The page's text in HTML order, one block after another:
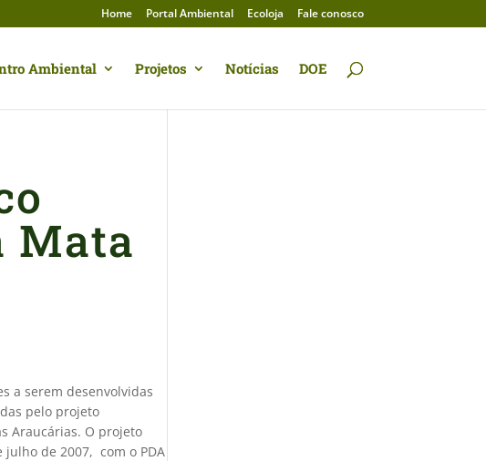
Home Portal Ambiental Ecoloja Fale conosco
Ambiental Projetos Notícias DOE
Mata
a serem desenvolvidas
pelo projeto
Araucárias. O projeto
julho de 2007, com o PDA